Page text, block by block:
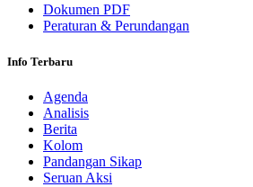
Dokumen PDF
Peraturan & Perundangan
Info Terbaru
Agenda
Analisis
Berita
Kolom
Pandangan Sikap
Seruan Aksi